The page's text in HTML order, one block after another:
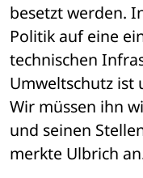
besetzt werden.
Politik auf eine
technischen
Umweltschutz ist
Wir müssen ihn
und seinen
merkte Ulbrich